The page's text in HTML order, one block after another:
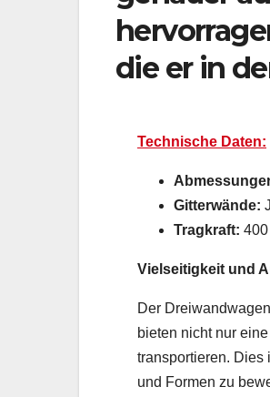
die er in
Technische Daten:
Gitterwände:
Tragkraft:
Vielseitigkeit und
Der
bieten nicht nur
transportieren. Dies
und Formen zu